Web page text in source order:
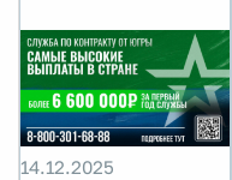
14.12.2025